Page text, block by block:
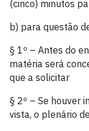
(cinco) minutos
b) para questão
§ 1º – Antes do
matéria será
que a solicitar
§ 2º – Se houver
vista, o plenário